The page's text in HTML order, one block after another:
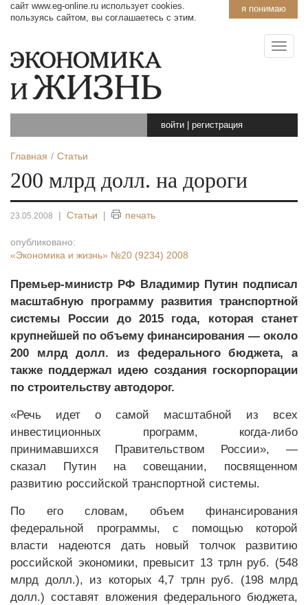
я понимаю
сайт www.eg-online.ru использует cookies.
пользуясь сайтом, вы соглашаетесь с этим.
войти регистрация
Главная Статьи
200 млрд долл. на дороги
23.05.2008 | Статьи | печать
опубликовано:
«Экономика и жизнь» №20 (9234) 2008
Премьер-министр РФ Владимир Путин подписал
масштабную программу развития транспортной
системы России до 2015 года, которая станет
крупнейшей по объему финансирования — около
200 млрд долл. из федерального бюджета, а
также поддержал идею создания госкорпорации
по строительству автодорог.
«Речь идет о самой масштабной из всех
инвестиционных программ, когда-либо
принимавшихся Правительством России», —
сказал Путин на совещании, посвященном
развитию российской транспортной системы.
По его словам, объем финансирования
федеральной программы, с помощью которой
власти надеются дать новый толчок развитию
российской экономики, превысит 13 трлн руб. (548
млрд долл.), из которых 4,7 трлн руб. (198 млрд
долл.) составят вложения федерального бюджета,